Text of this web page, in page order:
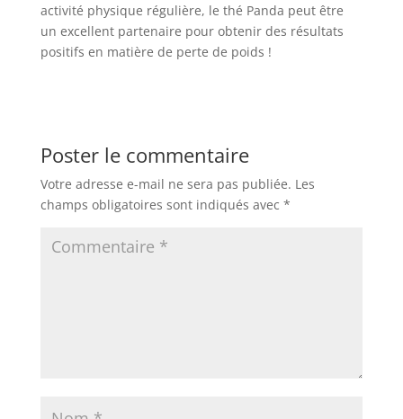
activité physique régulière, le thé Panda peut être
un excellent partenaire pour obtenir des résultats
positifs en matière de perte de poids !
Poster le commentaire
Votre adresse e-mail ne sera pas publiée. Les
champs obligatoires sont indiqués avec *